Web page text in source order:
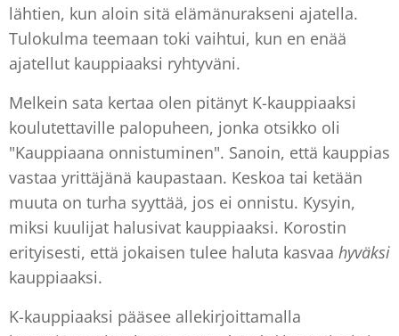
lähtien, kun aloin sitä elämänurakseni ajatella.
Tulokulma teemaan toki vaihtui, kun en enää
ajatellut kauppiaaksi ryhtyväni.
Melkein sata kertaa olen pitänyt K-kauppiaaksi
koulutettaville palopuheen, jonka otsikko oli
"Kauppiaana onnistuminen". Sanoin, että kauppias
vastaa yrittäjänä kaupastaan. Keskoa tai ketään
muuta on turha syyttää, jos ei onnistu. Kysyin,
miksi kuulijat halusivat kauppiaaksi. Korostin
erityisesti, että jokaisen tulee haluta kasvaa hyväksi
kauppiaaksi.
K-kauppiaaksi pääsee allekirjoittamalla